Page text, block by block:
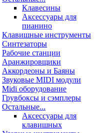
Клавесины
Аксессуары для
пианино
Клавишные инструменты
Синтезаторы
Рабочие станции
Аранжировщики
Аккордеоны и Баяны
Звуковые MIDI модули
Midi оборудование
Грувбоксы и сэмплеры
Остальные...
Аксессуары для
клавишных